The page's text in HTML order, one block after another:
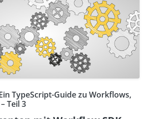
TypeScript-Guide zu Workflows,
Teil 3